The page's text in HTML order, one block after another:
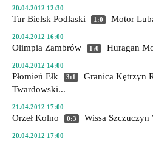
20.04.2012 12:30
Tur Bielsk Podlaski 1:0 Motor
20.04.2012 16:00
Olimpia Zambrów 1:0 Huragan
20.04.2012 14:00
Płomień Ełk 3:1 Granica Kętrzyn
Twardowski...
21.04.2012 17:00
Orzeł Kolno 0:3 Wissa Szczuczyn
20.04.2012 17:00